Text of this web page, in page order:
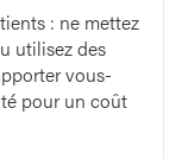
: ne mettez
utilisez des
vous-
pour un coût